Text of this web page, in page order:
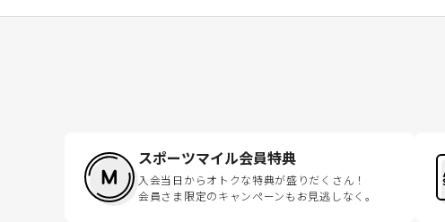
スポーツマイル会員特典
入会当日からオトクな特典が盛りだくさん！
会員さま限定のキャンペーンもお見逃しなく。